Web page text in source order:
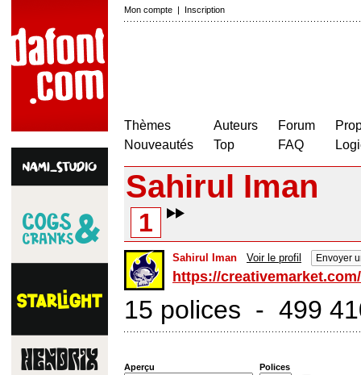
Mon compte | Inscription
Thèmes
Nouveautés
Auteurs
Top
Forum
FAQ
Sahirul Iman
1
Sahirul Iman Voir le profil Envoyer
https://
15 polices - 499
Aperçu Polices